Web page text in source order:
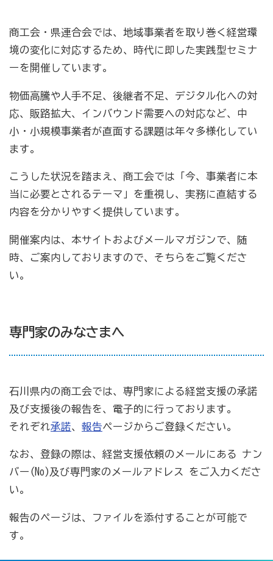
商工会・県連合会では、地域事業者を取り巻く経営環
境の変化に対応するため、時代に即した実践型セミナ
ーを開催しています。
物価高騰や人手不足、後継者不足、デジタル化への対
応、販路拡大、インバウンド需要への対応など、中
小・小規模事業者が直面する課題は年々多様化してい
ます。
こうした状況を踏まえ、商工会では「今、事業者に本
当に必要とされるテーマ」を重視し、実務に直結する
内容を分かりやすく提供しています。
開催案内は、本サイトおよびメールマガジンで、随
時、ご案内しておりますので、そちらをご覧くださ
い。
専門家のみなさまへ
石川県内の商工会では、専門家による経営支援の承諾
及び支援後の報告を、電子的に行っております。
それぞれ承諾、 報告ページからご登録ください。
なお、登録の際は、経営支援依頼のメールにある ナン
バー(No)及び専門家のメールアドレス をご入力くださ
い。
報告のページは、ファイルを添付することが可能で
す。